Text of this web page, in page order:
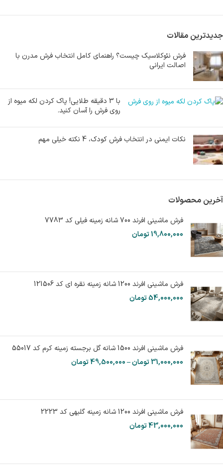
جدیدترین مقالات
فرش نئوکلاسیک چیست؟ راهنمای کامل انتخاب فرش مدرن با
اصالت ایرانی
با 3 دقیقه طلایی! پاک کردن لکه میوه از
روی فرش را آسان کنید.
نکات ایمنی در انتخاب فرش کودک، 4 نکته خیلی مهم
آخرین محصولات
فرش ماشینی افرند 700 شانه زمینه فیلی کد 7783
19,800,000تومان
فرش ماشینی افرند 1200 شانه زمینه نقره ای کد 121506
54,000,000تومان
فرش ماشینی افرند 1500 شانه گل برجسته زمینه کرم کد 55017
31,000,000تومان–
49,500,000تومان
فرش ماشینی افرند 1200 شانه زمینه گلبهی کد 2223
43,000,000تومان